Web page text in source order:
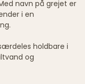
navn på grejet er
i en
holdbare i
og